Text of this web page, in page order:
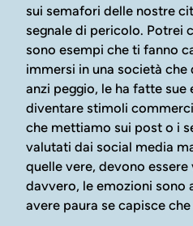
sui semafori delle nostre
segnale di pericolo. Potrei
sono esempi che ti fanno
immersi in una società
anzi peggio, le ha fatte
diventare stimoli
che mettiamo sui post o i
valutati dai social media
quelle vere, devono
davvero, le emozioni sono
avere paura se capisce